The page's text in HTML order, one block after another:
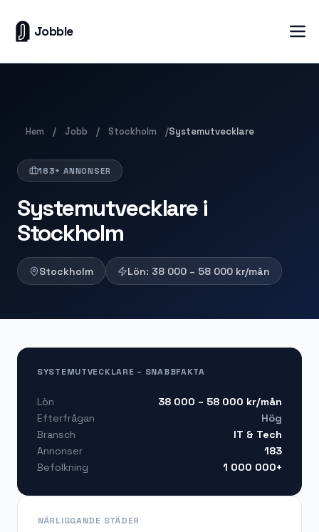
Jobble
Hem / Jobb / Stockholm /Systemutvecklare
183+ ANNONSER
Systemutvecklare i
Stockholm
Stockholm Lön: 38 000 – 58 000 kr/mån
SYSTEMUTVECKLARE – SNABBFAKTA
Lön 38 000 – 58 000 kr/mån
Efterfrågan
Hög
Bransch
IT & Tech
Annonser
183
Befolkning
1 000 000+
NÄRLIGGANDE STÄDER